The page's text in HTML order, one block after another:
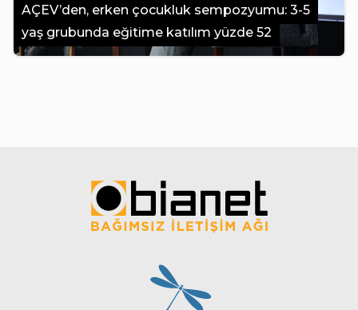
AÇEV’den, erken çocukluk sempozyumu: 3-5
yaş grubunda eğitime katılım yüzde 52